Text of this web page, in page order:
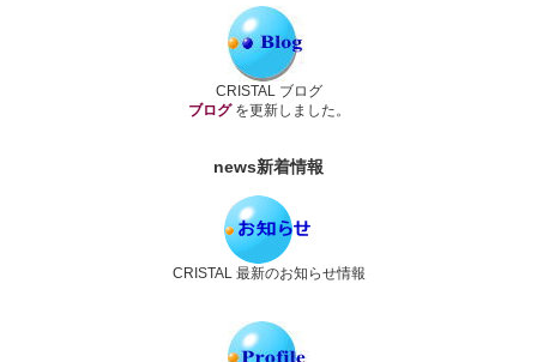
CRISTAL ブログ
ブログを更新しました。
news新着情報
CRISTAL 最新のお知らせ情報